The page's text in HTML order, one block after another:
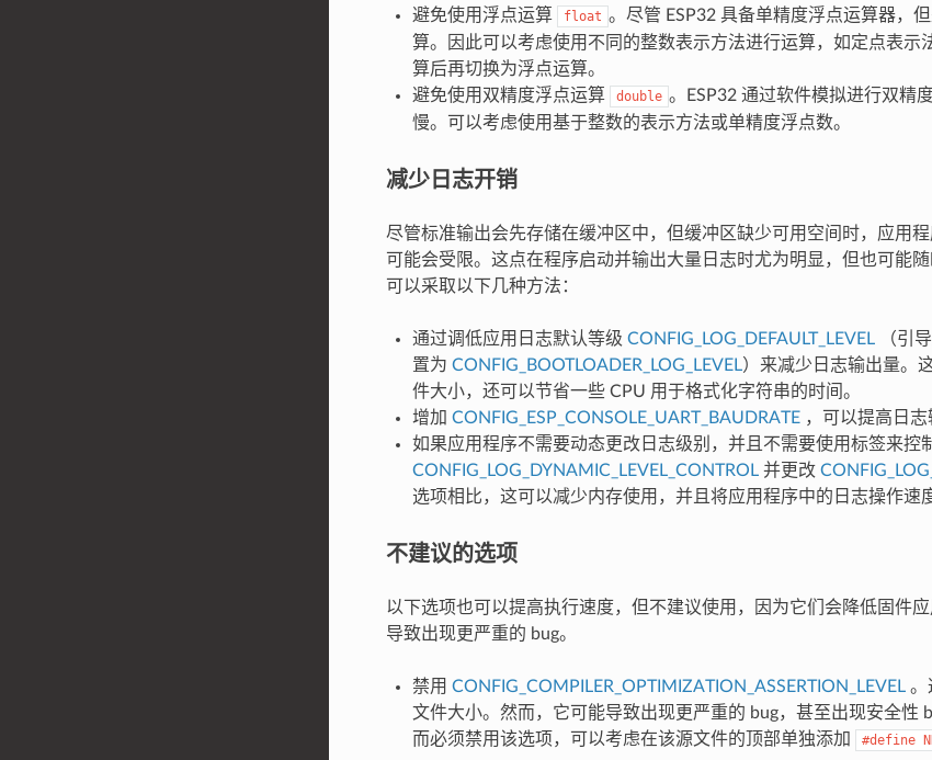
避免使用浮点运算
float 。尽管 ESP32 具备单精度浮点运算器，
算。因此可以考虑使用不同的整数表示方法进行运算，如定点表示
算后再切换为浮点运算。
避免使用双精度浮点运算
double 。ESP32 通过软件模拟进行双精
慢。可以考虑使用基于整数的表示方法或单精度浮点数。
减少日志开销
尽管标准输出会先存储在缓冲区中，但缓冲区缺少可用空间时，应用
可能会受限。这点在程序启动并输出大量日志时尤为明显，但也可能随
可以采取以下几种方法：
通过调低应用日志默认等级 CONFIG_LOG_DEFAULT_LEVEL（引导
置为 CONFIG_BOOTLOADER_LOG_LEVEL）来减少日志输出量。
件大小，还可以节省一些 CPU 用于格式化字符串的时间。
增加 CONFIG_ESP_CONSOLE_UART_BAUDRATE，可以提高日志
如果应用程序不需要动态更改日志级别，并且不需要使用标签来控
CONFIG_LOG_DYNAMIC_LEVEL_CONTROL并更改
选项相比，这可以减少内存使用，并且将应用程序中的日志操作速
不建议的选项
以下选项也可以提高执行速度，但不建议使用，因为它们会降低固件
导致出现更严重的 bug。
禁用 CONFIG_COMPILER_OPTIMIZATION_ASSERTION_LEVEL。
文件大小。然而，它可能导致出现更严重的 bug，甚至出现安全性
而必须禁用该选项，可以考虑在该源文件的顶部单独添加
#define